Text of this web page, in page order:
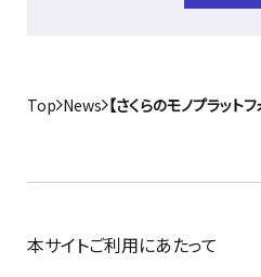
Top News 【さくらのモノプラッ
本サイトご利用にあたって